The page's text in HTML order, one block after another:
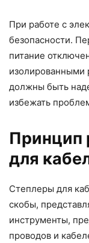
При работе с
безопасности.
питание
изолированными
должны быть
избежать
Принцип
для
Степлеры для
скобы,
инструменты,
проводов и